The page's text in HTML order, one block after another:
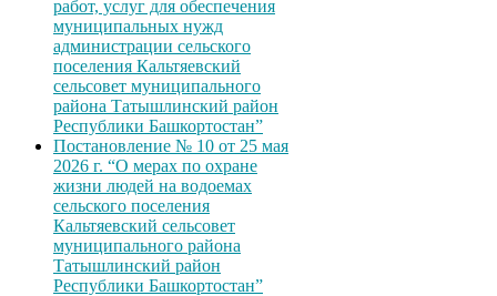
работ, услуг для обеспечения
муниципальных нужд
администрации сельского
поселения Кальтяевский
сельсовет муниципального
района Татышлинский район
Республики Башкортостан”
Постановление № 10 от 25 мая
2026 г. “О мерах по охране
жизни людей на водоемах
сельского поселения
Кальтяевский сельсовет
муниципального района
Татышлинский район
Республики Башкортостан”